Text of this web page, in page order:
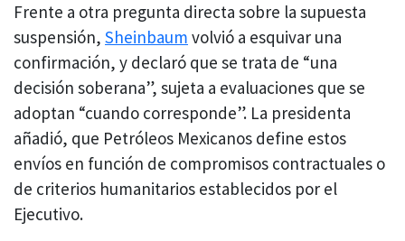
Frente a otra pregunta directa sobre la supuesta
suspensión, Sheinbaum volvió a esquivar una
confirmación, y declaró que se trata de “una
decisión soberana”, sujeta a evaluaciones que se
adoptan “cuando corresponde”. La presidenta
añadió, que Petróleos Mexicanos define estos
envíos en función de compromisos contractuales o
de criterios humanitarios establecidos por el
Ejecutivo.